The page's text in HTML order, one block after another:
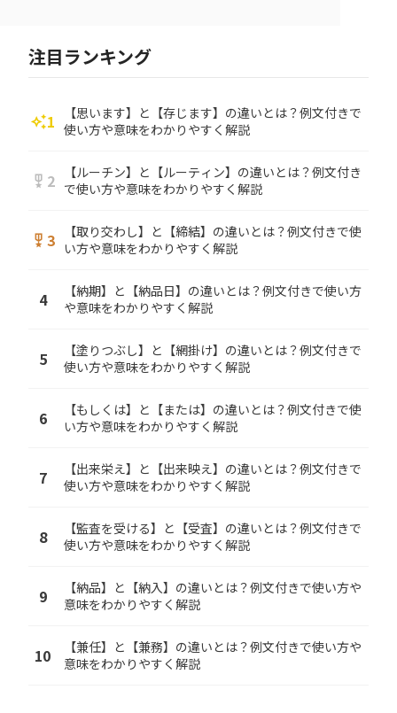
注目ランキング
auto_awesome1
【思います】と【存じます】の違いとは？例文付きで
使い方や意味をわかりやすく解説
military_tech 2
【ルーチン】と【ルーティン】の違いとは？例文付き
で使い方や意味をわかりやすく解説
military_tech 3
【取り交わし】と【締結】の違いとは？例文付きで使
い方や意味をわかりやすく解説
4
【納期】と【納品日】の違いとは？例文付きで使い方
や意味をわかりやすく解説
5
【塗りつぶし】と【網掛け】の違いとは？例文付きで
使い方や意味をわかりやすく解説
6
【もしくは】と【または】の違いとは？例文付きで使
い方や意味をわかりやすく解説
7
【出来栄え】と【出来映え】の違いとは？例文付きで
使い方や意味をわかりやすく解説
8
【監査を受ける】と【受査】の違いとは？例文付きで
使い方や意味をわかりやすく解説
9
【納品】と【納入】の違いとは？例文付きで使い方や
意味をわかりやすく解説
10
【兼任】と【兼務】の違いとは？例文付きで使い方や
意味をわかりやすく解説